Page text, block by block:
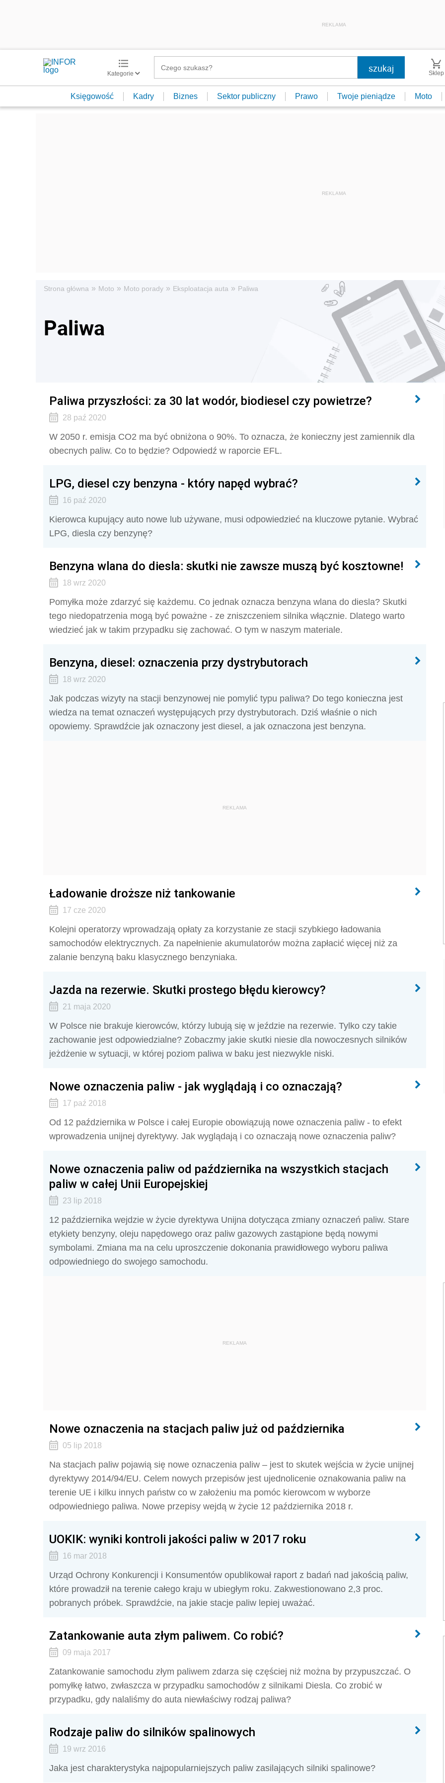
REKLAMA
Kategorie Sklep
Księgowość Kadry Biznes Sektor publiczny Prawo Twoje pieniądze Moto
Strona główna » Moto » Moto porady » Eksploatacja auta » Paliwa
Paliwa
Paliwa przyszłości: za 30 lat wodór, biodiesel czy powietrze?
28 paź 2020
W 2050 r. emisja CO2 ma być obniżona o 90%. To oznacza, że konieczny jest zamiennik dla
obecnych paliw. Co to będzie? Odpowiedź w raporcie EFL.
LPG, diesel czy benzyna - który napęd wybrać?
16 paź 2020
Kierowca kupujący auto nowe lub używane, musi odpowiedzieć na kluczowe pytanie. Wybrać
LPG, diesla czy benzynę?
Benzyna wlana do diesla: skutki nie zawsze muszą być kosztowne!
18 wrz 2020
Pomyłka może zdarzyć się każdemu. Co jednak oznacza benzyna wlana do diesla? Skutki
tego niedopatrzenia mogą być poważne - ze zniszczeniem silnika włącznie. Dlatego warto
wiedzieć jak w takim przypadku się zachować. O tym w naszym materiale.
Benzyna, diesel: oznaczenia przy dystrybutorach
18 wrz 2020
Jak podczas wizyty na stacji benzynowej nie pomylić typu paliwa? Do tego konieczna jest
wiedza na temat oznaczeń występujących przy dystrybutorach. Dziś właśnie o nich
opowiemy. Sprawdźcie jak oznaczony jest diesel, a jak oznaczona jest benzyna.
REKLAMA
Ładowanie droższe niż tankowanie
17 cze 2020
Kolejni operatorzy wprowadzają opłaty za korzystanie ze stacji szybkiego ładowania
samochodów elektrycznych. Za napełnienie akumulatorów można zapłacić więcej niż za
zalanie benzyną baku klasycznego benzyniaka.
Jazda na rezerwie. Skutki prostego błędu kierowcy?
21 maja 2020
W Polsce nie brakuje kierowców, którzy lubują się w jeździe na rezerwie. Tylko czy takie
zachowanie jest odpowiedzialne? Zobaczmy jakie skutki niesie dla nowoczesnych silników
jeżdżenie w sytuacji, w której poziom paliwa w baku jest niezwykle niski.
Nowe oznaczenia paliw - jak wyglądają i co oznaczają?
17 paź 2018
Od 12 października w Polsce i całej Europie obowiązują nowe oznaczenia paliw - to efekt
wprowadzenia unijnej dyrektywy. Jak wyglądają i co oznaczają nowe oznaczenia paliw?
Nowe oznaczenia paliw od października na wszystkich stacjach
paliw w całej Unii Europejskiej
23 lip 2018
12 października wejdzie w życie dyrektywa Unijna dotycząca zmiany oznaczeń paliw. Stare
etykiety benzyny, oleju napędowego oraz paliw gazowych zastąpione będą nowymi
symbolami. Zmiana ma na celu uproszczenie dokonania prawidłowego wyboru paliwa
odpowiedniego do swojego samochodu.
REKLAMA
Nowe oznaczenia na stacjach paliw już od października
05 lip 2018
Na stacjach paliw pojawią się nowe oznaczenia paliw – jest to skutek wejścia w życie unijnej
dyrektywy 2014/94/EU. Celem nowych przepisów jest ujednolicenie oznakowania paliw na
terenie UE i kilku innych państw co w założeniu ma pomóc kierowcom w wyborze
odpowiedniego paliwa. Nowe przepisy wejdą w życie 12 października 2018 r.
UOKIK: wyniki kontroli jakości paliw w 2017 roku
16 mar 2018
Urząd Ochrony Konkurencji i Konsumentów opublikował raport z badań nad jakością paliw,
które prowadził na terenie całego kraju w ubiegłym roku. Zakwestionowano 2,3 proc.
pobranych próbek. Sprawdźcie, na jakie stacje paliw lepiej uważać.
Zatankowanie auta złym paliwem. Co robić?
09 maja 2017
Zatankowanie samochodu złym paliwem zdarza się częściej niż można by przypuszczać. O
pomyłkę łatwo, zwłaszcza w przypadku samochodów z silnikami Diesla. Co zrobić w
przypadku, gdy nalaliśmy do auta niewłaściwy rodzaj paliwa?
Rodzaje paliw do silników spalinowych
19 wrz 2016
Jaka jest charakterystyka najpopularniejszych paliw zasilających silniki spalinowe?